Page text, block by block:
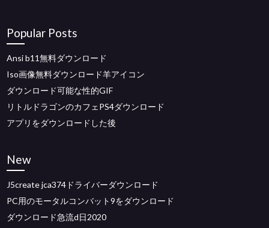
Popular Posts
Ansi b11無料ダウンロード
Iso画像無料ダウンロード羊アイコン
ダウンロード可能な性的GIF
リトルドラゴンのカフェPS4ダウンロード
アプリをダウンロードした後
New
J5create jca374ドライバーダウンロード
PC用のモータルコンバット9をダウンロード
ダウンロード急流d日2020